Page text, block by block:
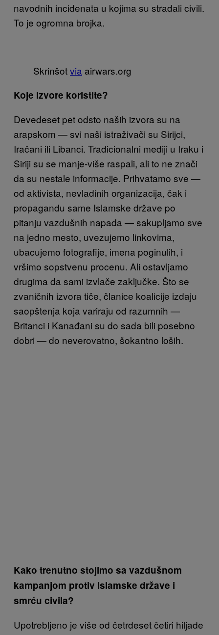
navodnih incidenata u kojima su stradali civili.
To je ogromna brojka.
Skrinšotvia airwars.org
Koje izvore koristite?
Devedeset pet odsto naših izvora su na
arapskom — svi naši istraživači su Sirijci,
Iračani ili Libanci. Tradicionalni mediji u Iraku i
Siriji su se manje-više raspali, ali to ne znači
da su nestale informacije. Prihvatamo sve —
od aktivista, nevladinih organizacija, čak i
propagandu same Islamske države po
pitanju vazdušnih napada — sakupljamo sve
na jedno mesto, uvezujemo linkovima,
ubacujemo fotografije, imena poginulih, i
vršimo sopstvenu procenu. Ali ostavljamo
drugima da sami izvlače zaključke. Što se
zvaničnih izvora tiče, članice koalicije izdaju
saopštenja koja variraju od razumnih —
Britanci i Kanađani su do sada bili posebno
dobri — do neverovatno, šokantno loših.
Kako trenutno stojimo sa vazdušnom
kampanjom protiv Islamske države i
smrću civila?
Upotrebljeno je više od četrdeset četiri hiljade